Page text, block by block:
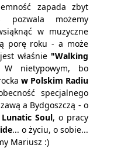
zapada zbyt
możemy
w muzyczne
porę roku - a może
właśnie "Walking
W nietypowym, bo
w Polskim Radiu
specjalnego
a Bydgoszczą - o
Lunatic Soul, o pracy
... o życiu, o sobie...
Mariusz :)